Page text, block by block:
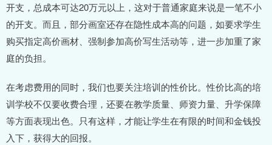
开支，总成本可达20万元以上，这对于普通家庭来说是一笔不小
的开支。而且，部分画室还存在隐性成本高的问题，如要求学生
购买指定高价画材、强制参加高价写生活动等，进一步加重了家
庭的负担。
在考虑费用的同时，我们也要关注培训的性价比。性价比高的培
训学校不仅要收费合理，还要在教学质量、师资力量、升学保障
等方面表现出色。只有这样，才能让学生在有限的时间和金钱投
入下，获得大的回报。